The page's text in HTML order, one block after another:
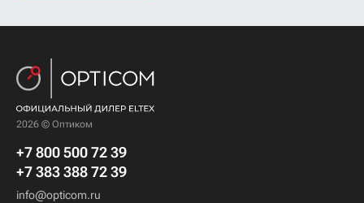
2026 © Оптиком
+7 800 500 72 39
+7 383 388 72 39
info@opticom.ru